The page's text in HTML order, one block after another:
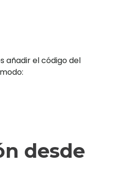
añadir el código del
desde